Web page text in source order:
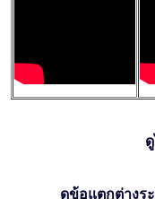
ดูข้อแตกต่างร